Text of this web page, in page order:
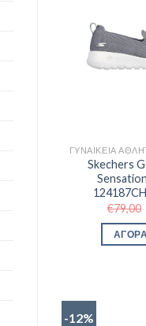
Skechers
€79,00
-12%